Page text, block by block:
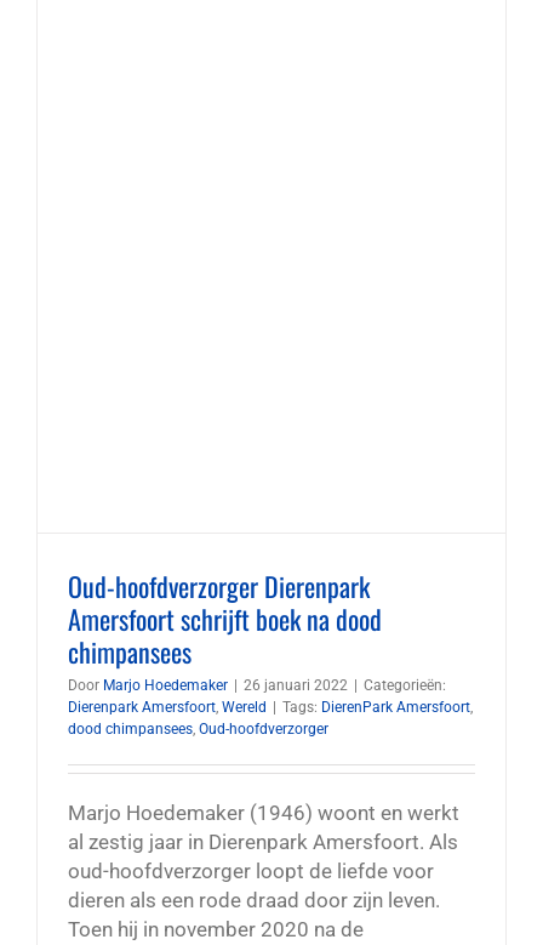
Oud-hoofdverzorger Dierenpark
Amersfoort schrijft boek na dood
chimpansees
Door Marjo Hoedemaker 26 januari 2022
Categorieën:
Dierenpark Amersfoort, Wereld Tags: DierenPark Amersfoort,
dood chimpansees, Oud-hoofdverzorger
Marjo Hoedemaker (1946) woont en werkt
al zestig jaar in Dierenpark Amersfoort. Als
oud-hoofdverzorger loopt de liefde voor
dieren als een rode draad door zijn leven.
Toen hij in november 2020 na de